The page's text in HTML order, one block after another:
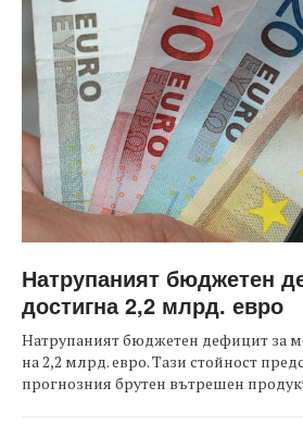
Натрупаният бюджетен
достигна 2,2 млрд. евро
Натрупаният бюджетен дефицит за
на 2,2 млрд. евро. Тази стойност
прогнозния брутен вътрешен